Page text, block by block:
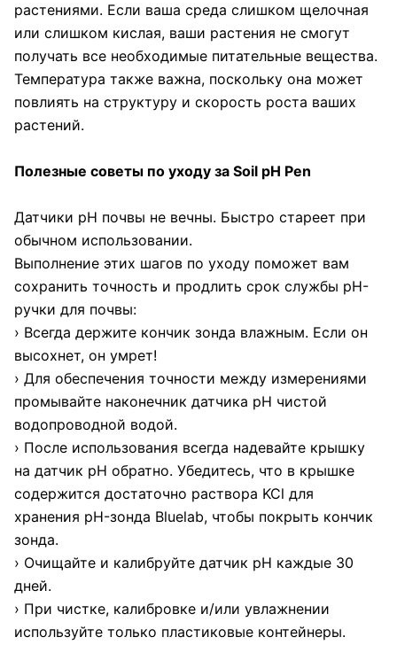
растениями. Если ваша среда слишком щелочная
или слишком кислая, ваши растения не смогут
получать все необходимые питательные вещества.
Температура также важна, поскольку она может
повлиять на структуру и скорость роста ваших
растений.
Полезные советы по уходу за Soil pH Pen
Датчики pH почвы не вечны. Быстро стареет при
обычном использовании.
Выполнение этих шагов по уходу поможет вам
сохранить точность и продлить срок службы pH-
ручки для почвы:
› Всегда держите кончик зонда влажным. Если он
высохнет, он умрет!
› Для обеспечения точности между измерениями
промывайте наконечник датчика pH чистой
водопроводной водой.
› После использования всегда надевайте крышку
на датчик pH обратно. Убедитесь, что в крышке
содержится достаточно раствора KCl для
хранения pH-зонда Bluelab, чтобы покрыть кончик
зонда.
› Очищайте и калибруйте датчик pH каждые 30
дней.
› При чистке, калибровке и/или увлажнении
используйте только пластиковые контейнеры.